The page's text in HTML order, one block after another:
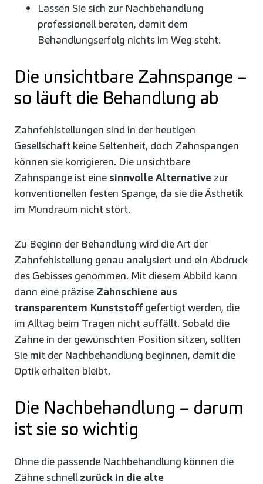
Lassen Sie sich zur Nachbehandlung
professionell beraten, damit dem
Behandlungserfolg nichts im Weg steht.
Die unsichtbare Zahnspange –
so läuft die Behandlung ab
Zahnfehlstellungen sind in der heutigen
Gesellschaft keine Seltenheit, doch Zahnspangen
können sie korrigieren. Die unsichtbare
Zahnspange ist eine sinnvolle Alternative zur
konventionellen festen Spange, da sie die Ästhetik
im Mundraum nicht stört.
Zu Beginn der Behandlung wird die Art der
Zahnfehlstellung genau analysiert und ein Abdruck
des Gebisses genommen. Mit diesem Abbild kann
dann eine präzise Zahnschiene aus
transparentem Kunststoffgefertigt werden, die
im Alltag beim Tragen nicht auffällt. Sobald die
Zähne in der gewünschten Position sitzen, sollten
Sie mit der Nachbehandlung beginnen, damit die
Optik erhalten bleibt.
Die Nachbehandlung – darum
ist sie so wichtig
Ohne die passende Nachbehandlung können die
Zähne schnell zurück in die alte